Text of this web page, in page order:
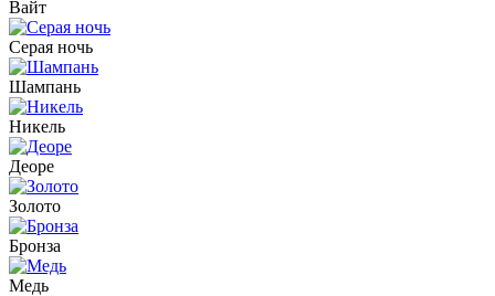
Вайт
Серая ночь
Шампань
Никель
Деоре
Золото
Бронза
Медь